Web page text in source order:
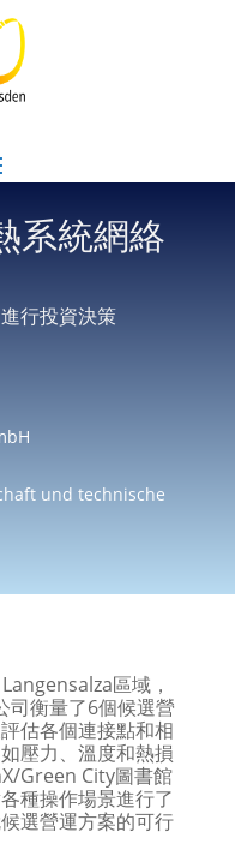
系統網絡
行投資決策
und technische
區域，
司衡量了6個候選營
估各個連接點和相
壓力、溫度和熱損
Green City圖書館
種操作場景進行了
選營運方案的可行